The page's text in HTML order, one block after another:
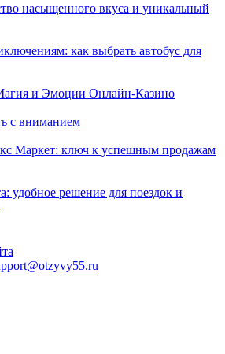
насыщенного вкуса и уникальный
как выбрать автобус для
и Эмоции Онлайн-Казино
с вниманием
Маркет: ключ к успешным продажам
удобное решение для поездок и